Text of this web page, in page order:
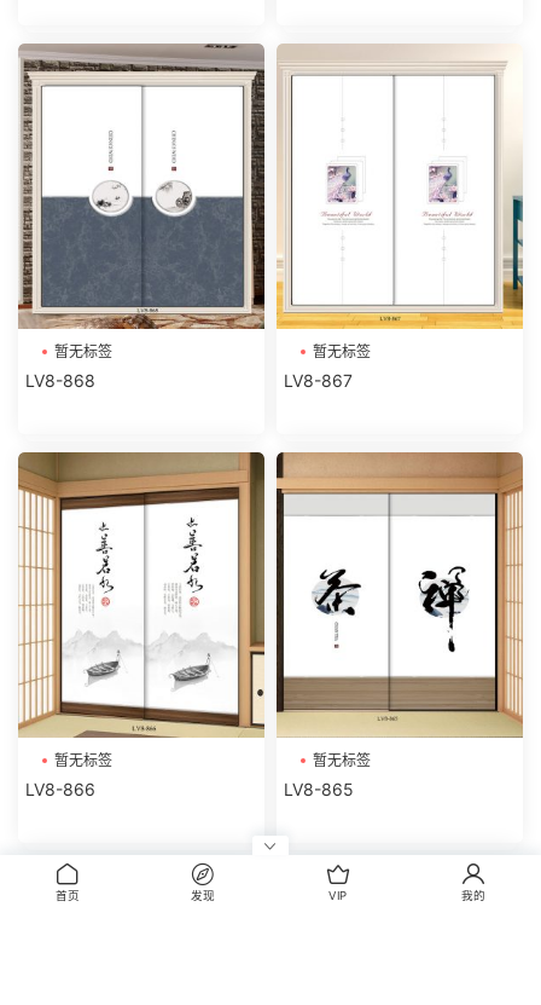
暂无标签
LV8-868
暂无标签
LV8-867
暂无标签
LV8-866
暂无标签
LV8-865
评论
首页 发现 VIP 我的